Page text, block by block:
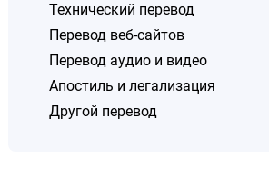
Технический перевод
Перевод веб-сайтов
Перевод аудио и видео
Апостиль и легализация
Другой перевод